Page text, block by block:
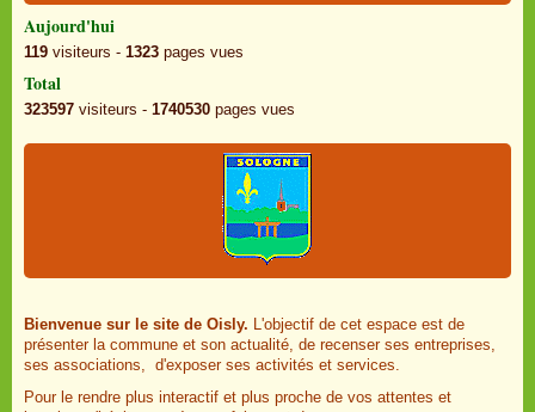
Aujourd'hui
119 visiteurs - 1323 pages vues
Total
323597 visiteurs - 1740530 pages vues
Bienvenue sur le site de Oisly. L'objectif de cet espace est de
présenter la commune et son actualité, de recenser ses entreprises,
ses associations, d'exposer ses activités et services.
Pour le rendre plus interactif et plus proche de vos attentes et